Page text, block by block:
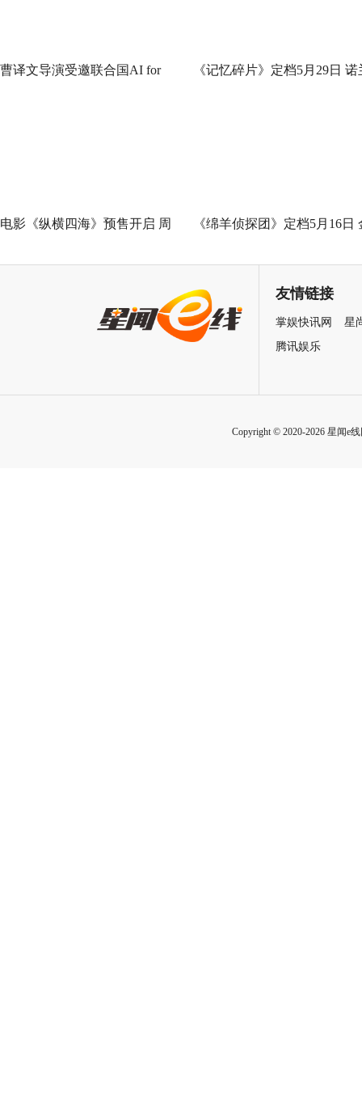
曹译文导演受邀联合国AI for 《记忆碎片》定档5月29日 诺
电影《纵横四海》预售开启 周 《绵羊侦探团》定档5月16日
友情链接
掌娱快讯网
星
腾讯娱乐
Copyright © 2020-2026 星闻e